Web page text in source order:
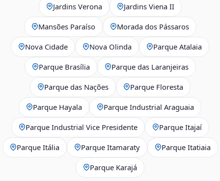
Jardins Verona Jardins Viena II
Mansões Paraíso Morada dos Pássaros
Nova Cidade Nova Olinda Parque Atalaia
Parque Brasília Parque das Laranjeiras
Parque das Nações Parque Floresta
Parque Hayala Parque Industrial Araguaia
Parque Industrial Vice Presidente Parque Itajaí
Parque Itália Parque Itamaraty Parque Itatiaia
Parque Karajá